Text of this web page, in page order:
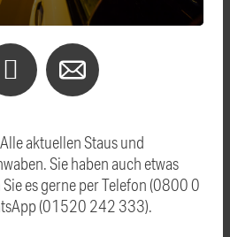
aktuellen Staus und
Sie haben auch etwas
es gerne per Telefon (0800 0
(01520 242 333).